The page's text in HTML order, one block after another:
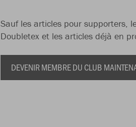
Sauf les articles pour supporters,
Doubletex et les articles déjà en
DEVENIR MEMBRE DU CLUB